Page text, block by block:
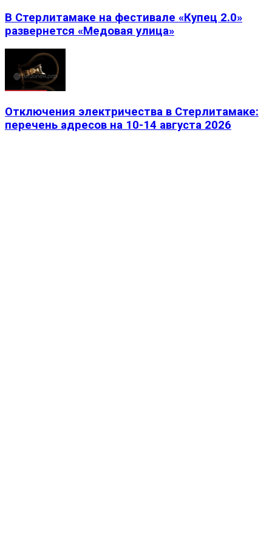
В Стерлитамаке на фестивале «Купец 2.0»
развернется «Медовая улица»
Отключения электричества в Стерлитамаке:
перечень адресов на 10-14 августа 2026